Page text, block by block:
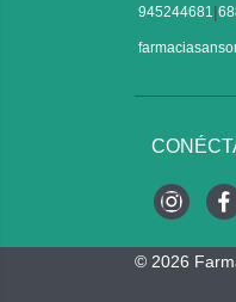
945244681|
Instagram
© 2026